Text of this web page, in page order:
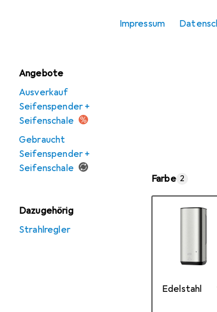
Impressum
Angebote
Ausverkauf
Seifenspender +
Seifenschale
Gebraucht
Seifenspender +
Seifenschale
Dazugehörig
Strahlregler
Farbe 2
Edelstahl